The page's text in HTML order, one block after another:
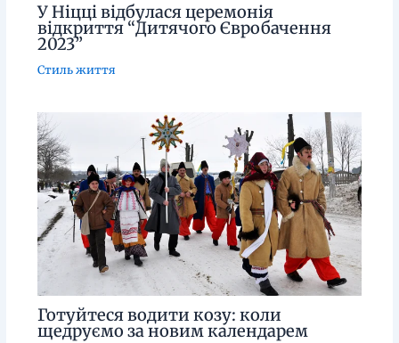
У Ніцці відбулася церемонія
відкриття “Дитячого Євробачення
2023”
Стиль життя
Готуйтеся водити козу: коли
щедруємо за новим календарем